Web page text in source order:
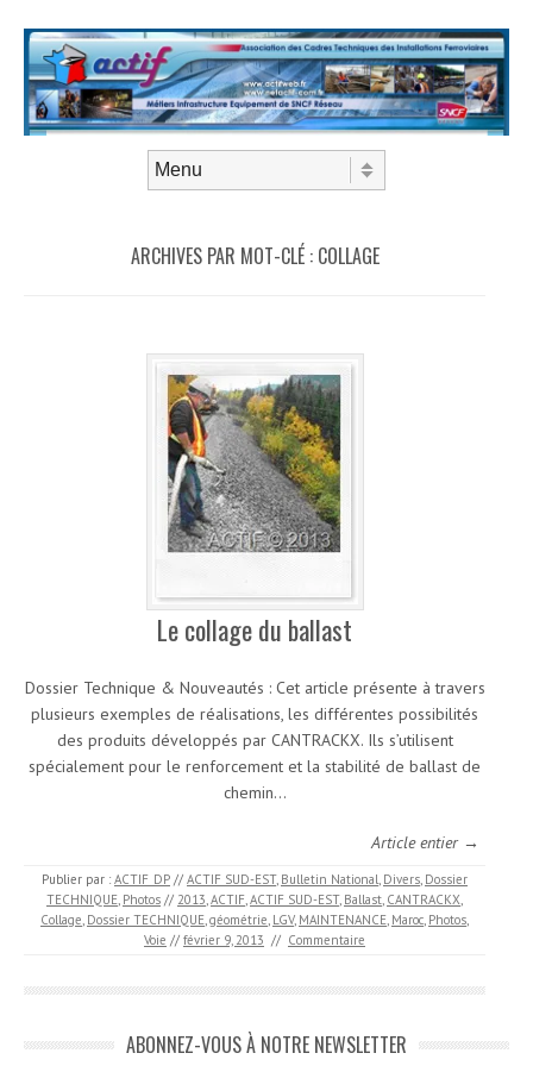
ARCHIVES PAR MOT-CLÉ : COLLAGE
Le collage du ballast
Dossier Technique & Nouveautés : Cet article présente à travers
plusieurs exemples de réalisations, les différentes possibilités
des produits développés par CANTRACKX. Ils s’utilisent
spécialement pour le renforcement et la stabilité de ballast de
chemin…
Article entier →
Publier par : ACTIF_DP // ACTIF SUD-EST, Bulletin National Divers Dossier
TECHNIQUE Photos // 2013 ACTIF ACTIF SUD-EST, Ballast CANTRACKX
Collage Dossier TECHNIQUE géométrie LGV, MAINTENANCE Maroc Photos
Voie // février 9, 2013 // Commentaire
ABONNEZ-VOUS À NOTRE NEWSLETTER